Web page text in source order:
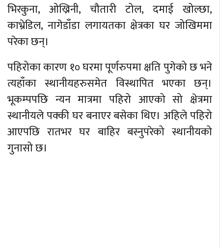
भिरकुना, ओख्रिनी, चौतारी टोल, दमाई खोल्छा,
काभ्रेडिल, नागेडाँडा लगायतका क्षेत्रका घर जोखिममा
परेका छन्।
पहिरोका कारण १० घरमा पूर्णरुपमा क्षति पुगेको छ भने
त्यहाँका स्थानीयहरुसमेत विस्थापित भएका छन्।
भूकम्पपछि न्यन मात्रमा पहिरो आएको सो क्षेत्रमा
स्थानीयले पक्की घर बनाएर बसेका थिए। अहिले पहिरो
आएपछि रातभर घर बाहिर बस्नुपरेको स्थानीयको
गुनासो छ।